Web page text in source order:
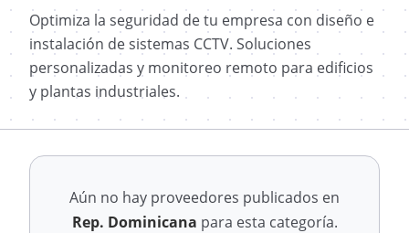
Optimiza la seguridad de tu empresa con diseño e
instalación de sistemas CCTV. Soluciones
personalizadas y monitoreo remoto para edificios
y plantas industriales.
Aún no hay proveedores publicados en
Rep. Dominicana para esta categoría.